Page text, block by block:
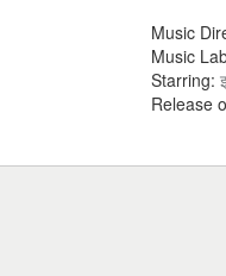
Music
Music
Starring:
Release